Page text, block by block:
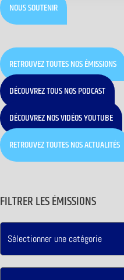
NOUS SOUTENIR
RETROUVEZ TOUTES NOS ÉMISSIONS
DÉCOUVREZ TOUS NOS PODCAST
DÉCOUVREZ NOS VIDÉOS YOUTUBE
RETROUVEZ TOUTES NOS ACTUALITÉS
FILTRER LES ÉMISSIONS